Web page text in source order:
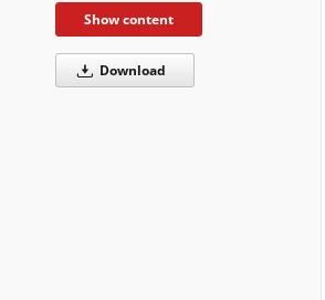
Show content
Download